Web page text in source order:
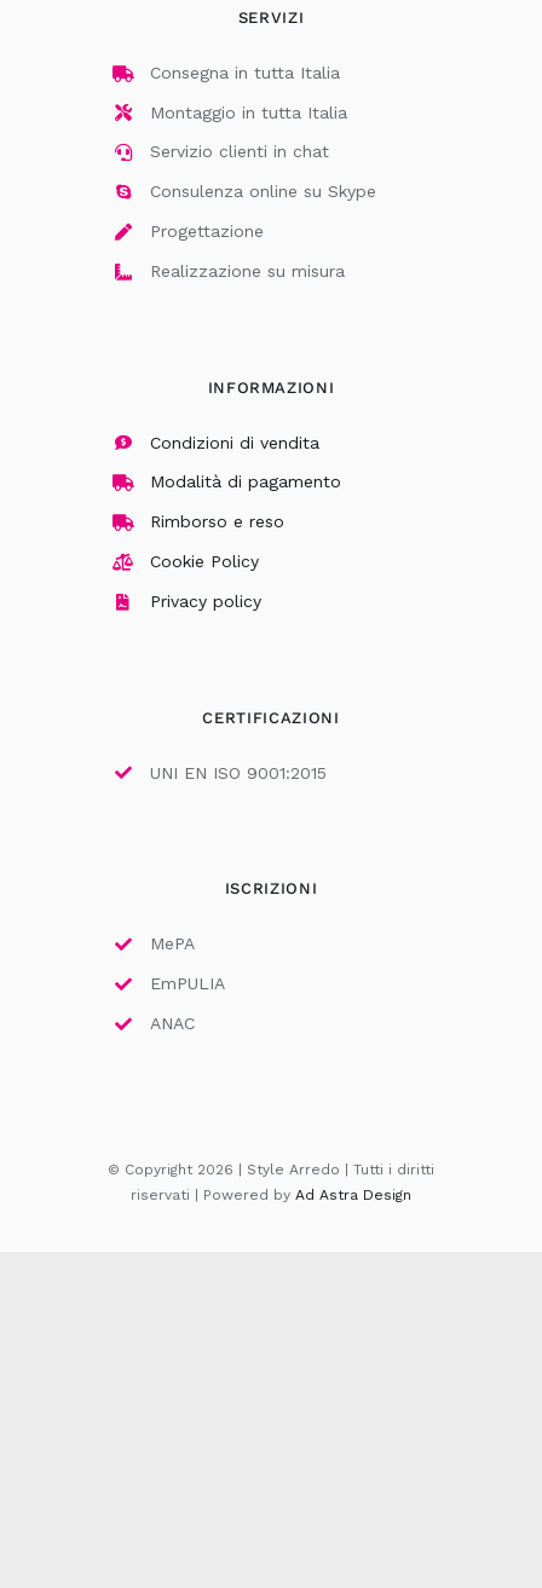
SERVIZI
Consegna in tutta Italia
Montaggio in tutta Italia
Servizio clienti in chat
Consulenza online su Skype
Progettazione
Realizzazione su misura
INFORMAZIONI
Condizioni di vendita
Modalità di pagamento
Rimborso e reso
Cookie Policy
Privacy policy
CERTIFICAZIONI
UNI EN ISO 9001:2015
ISCRIZIONI
MePA
EmPULIA
ANAC
© Copyright 2026 | Style Arredo | Tutti i diritti
riservati | Powered by Ad Astra Design